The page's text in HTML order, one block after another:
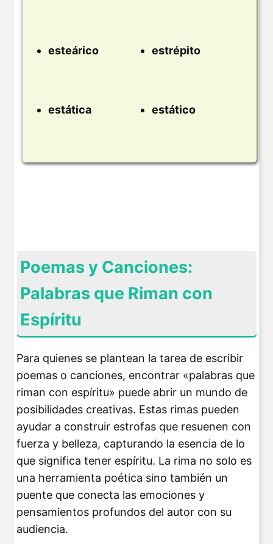
esteárico estrépito
estática estático
Poemas y Canciones:
Palabras que Riman con
Espíritu
Para quienes se plantean la tarea de escribir
poemas o canciones, encontrar «palabras que
riman con espíritu» puede abrir un mundo de
posibilidades creativas. Estas rimas pueden
ayudar a construir estrofas que resuenen con
fuerza y belleza, capturando la esencia de lo
que significa tener espíritu. La rima no solo es
una herramienta poética sino también un
puente que conecta las emociones y
pensamientos profundos del autor con su
audiencia.